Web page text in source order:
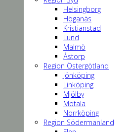
Helsingborg
Höganäs
Kristianstad
Lund
Malmö
Åstorp
Region Östergötland
Jönköping
Linköping
Mjölby
Motala
Norrköping
Region Södermanland